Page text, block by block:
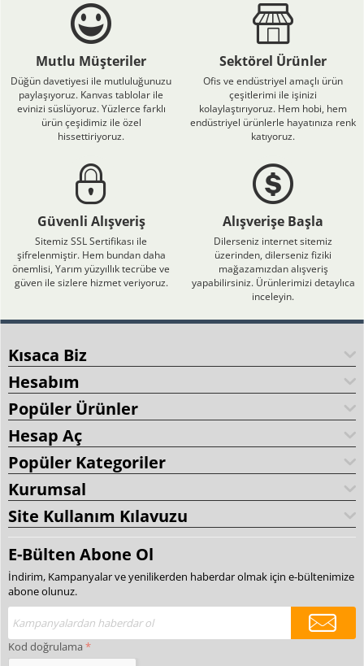
Mutlu Müşteriler
Düğün davetiyesi ile mutluluğunuzu
paylaşıyoruz. Kanvas tablolar ile
evinizi süslüyoruz. Yüzlerce farklı
ürün çeşidimiz ile özel
hissettiriyoruz.
Sektörel Ürünler
Ofis ve endüstriyel amaçlı ürün
çeşitlerimi ile işinizi
kolaylaştırıyoruz. Hem hobi, hem
endüstriyel ürünlerle hayatınıza renk
katıyoruz.
Güvenli Alışveriş
Sitemiz SSL Sertifikası ile
şifrelenmiştir. Hem bundan daha
önemlisi, Yarım yüzyıllık tecrübe ve
güven ile sizlere hizmet veriyoruz.
Alışverişe Başla
Dilerseniz internet sitemiz
üzerinden, dilerseniz fiziki
mağazamızdan alışveriş
yapabilirsiniz. Ürünlerimizi detaylıca
inceleyin.
Kısaca Biz
Hesabım
Popüler Ürünler
Hesap Aç
Popüler Kategoriler
Kurumsal
Site Kullanım Kılavuzu
E-Bülten Abone Ol
İndirim, Kampanyalar ve yenilikerden haberdar olmak için e-bültenimize
abone olunuz.
Kod doğrulama